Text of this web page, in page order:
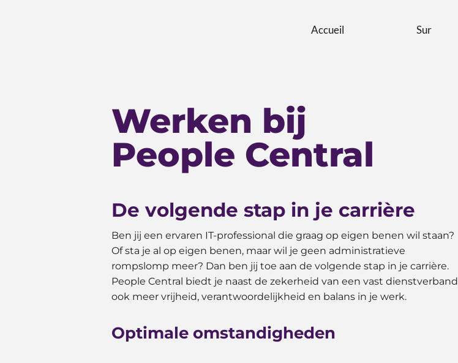
Accueil Sur
​Werken bij
People Central
De volgende stap in je carrière
Ben jij een ervaren IT-professional die graag op eigen benen wil staan?
Of sta je al op eigen benen, maar wil je geen administratieve
rompslomp meer? Dan ben jij toe aan de volgende stap in je carrière.
People Central biedt je naast de zekerheid van een vast dienstverband
ook meer vrijheid, verantwoordelijkheid en balans in je werk.
Optimale omstandigheden